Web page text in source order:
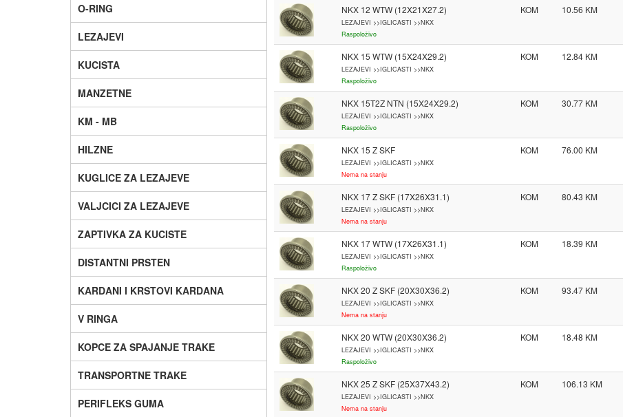
O-RING
LEZAJEVI
KUCISTA
MANZETNE
KM - MB
HILZNE
KUGLICE ZA LEZAJEVE
VALJCICI ZA LEZAJEVE
ZAPTIVKA ZA KUCISTE
DISTANTNI PRSTEN
KARDANI I KRSTOVI KARDANA
V RINGA
KOPCE ZA SPAJANJE TRAKE
TRANSPORTNE TRAKE
PERIFLEKS GUMA
NKX 12 WTW (12X21X27.2)
LEZAJEVI >>IGLICASTI >>NKX
Raspoloživo
KOM 10.56
NKX 15 WTW (15X24X29.2)
LEZAJEVI >>IGLICASTI >>NKX
Raspoloživo
KOM 12.84
NKX 15T2Z NTN (15X24X29.2)
LEZAJEVI >>IGLICASTI >>NKX
Raspoloživo
KOM 30.77
NKX 15 Z SKF
LEZAJEVI >>IGLICASTI >>NKX
Nema na stanju
KOM 76.00
NKX 17 Z SKF (17X26X31.1)
LEZAJEVI >>IGLICASTI >>NKX
Nema na stanju
KOM 80.43
NKX 17 WTW (17X26X31.1)
LEZAJEVI >>IGLICASTI >>NKX
Raspoloživo
KOM 18.39
NKX 20 Z SKF (20X30X36.2)
LEZAJEVI >>IGLICASTI >>NKX
Nema na stanju
KOM 93.47
NKX 20 WTW (20X30X36.2)
LEZAJEVI >>IGLICASTI >>NKX
Raspoloživo
KOM 18.48
NKX 25 Z SKF (25X37X43.2)
LEZAJEVI >>IGLICASTI >>NKX
Nema na stanju
KOM 106.13